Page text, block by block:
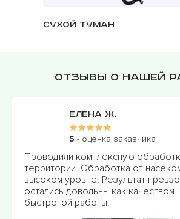
Сухой туман
Отзывы о нашей
подвала и
прошла на
ожидания,
так и
5
Я искала
дачном
они
Обработка
результатом.